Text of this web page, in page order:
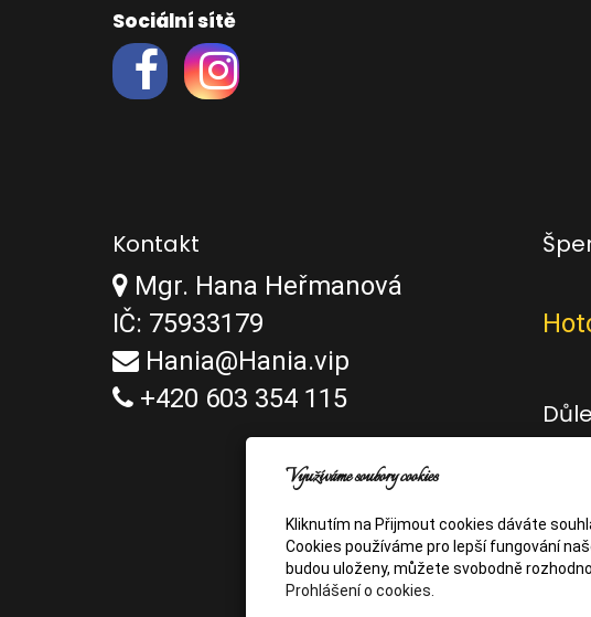
Sociální sítě
Kontakt
Mgr. Hana Heřmanová
IČ: 75933179
Hania@Hania.vip
+420 603 354 115
Využíváme soubory cookies
Kliknutím na Přijmout cookies dáváte
Cookies používáme pro lepší fungování
budou uloženy, můžete svobodně
Prohlášení o cookies.